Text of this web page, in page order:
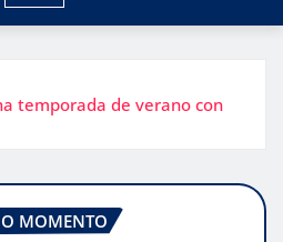
temporada de verano con
MOMENTO